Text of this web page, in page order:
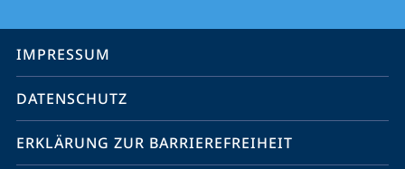
Service-
Navigation
IMPRESSUM
DATENSCHUTZ
ERKLÄRUNG ZUR BARRIEREFREIHEIT